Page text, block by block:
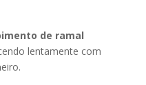
de ramal
lentamente com